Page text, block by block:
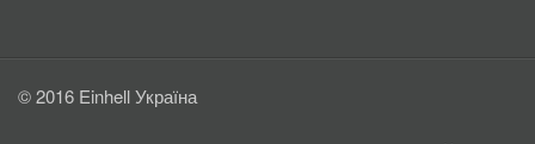
© 2016 Einhell Україна